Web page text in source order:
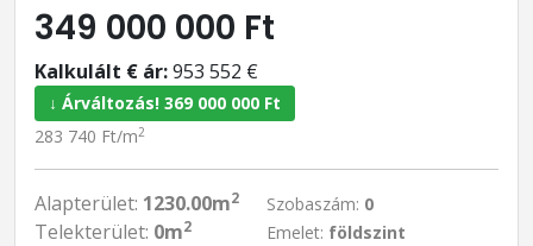
349 000 000 Ft
Kalkulált € ár:953 552 €
↓ Árváltozás! 369 000 000 Ft
283 740 Ft/m2
Alapterület: 1230.00m2
Telekterület: 0m2
Szobaszám: 0
Emelet: földszint